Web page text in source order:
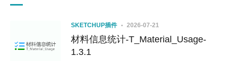
SKETCHUP插件 2026-07-21
材料信息统计-T_Material_Usage-
1.3.1